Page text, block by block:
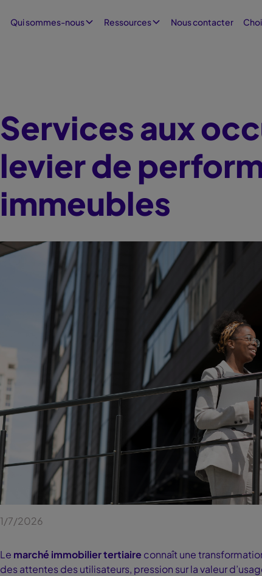
Qui sommes-nous Ressources Nous contacter
Services aux
levier de
immeubles
1/7/2026
Le marché immobilier tertiaire connaît une
des attentes des utilisateurs, pression sur la valeur